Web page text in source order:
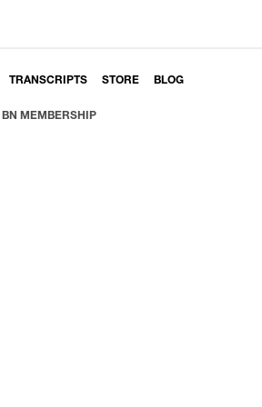
TRANSCRIPTS STORE BLOG
BN MEMBERSHIP